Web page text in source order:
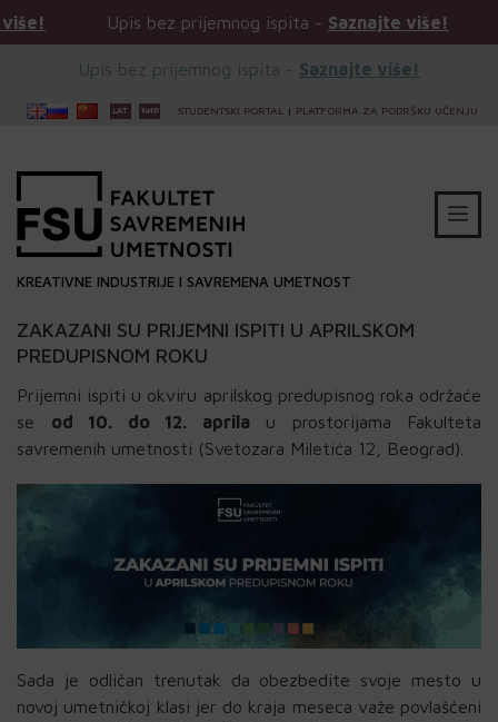
prijemnog ispita -Saznajte više! Upis bez
Upis bez prijemnog ispita - Saznajte više!
STUDENTSKI PORTAL | PLATFORMA ZA PODRŠKU UČENJU
KREATIVNE INDUSTRIJE I SAVREMENA UMETNOST
ZAKAZANI SU PRIJEMNI ISPITI U APRILSKOM
PREDUPISNOM ROKU
Prijemni ispiti u okviru aprilskog predupisnog roka održaće
se od 10. do 12. aprila u prostorijama Fakulteta
savremenih umetnosti (Svetozara Miletića 12, Beograd).
Sada je odličan trenutak da obezbedite svoje mesto u
novoj umetničkoj klasi jer do kraja meseca važe povlašćeni